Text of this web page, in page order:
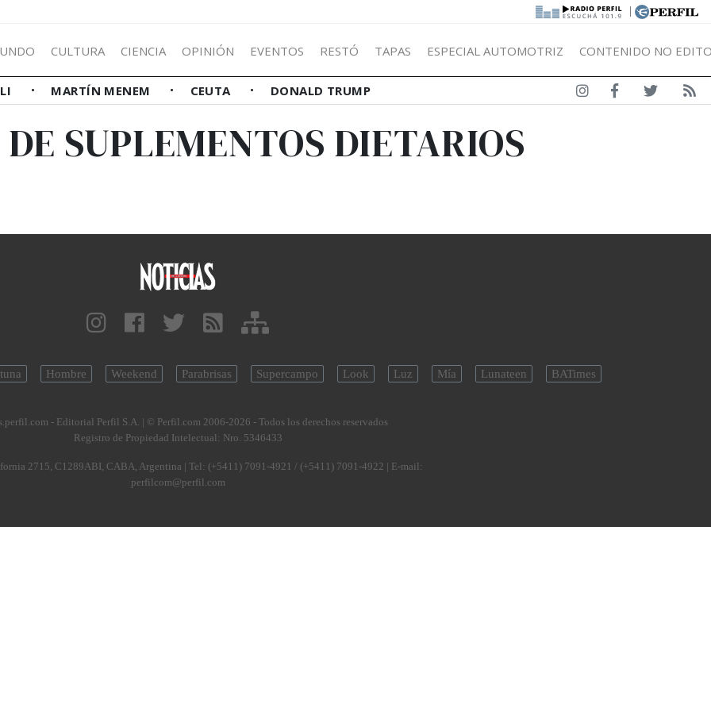
|
CULTURA CIENCIA OPINIÓN EVENTOS RESTÓ TAPAS ESPECIAL AUTOMOTRIZ CONTENIDO NO
MARTÍN MENEM CEUTA DONALD TRUMP
SUPLEMENTOS DIETARIOS
Hombre Weekend Parabrisas Supercampo Look Luz Mía Lunateen BATimes
- Editorial Perfil S.A. | © Perfil.com 2006-2026 - Todos los derechos reservados
Registro de Propiedad Intelectual: Nro. 5346433
2715, C1289ABI, CABA, Argentina | Tel: (+5411) 7091-4921 / (+5411) 7091-4922 | E-mail:
perfilcom@perfil.com